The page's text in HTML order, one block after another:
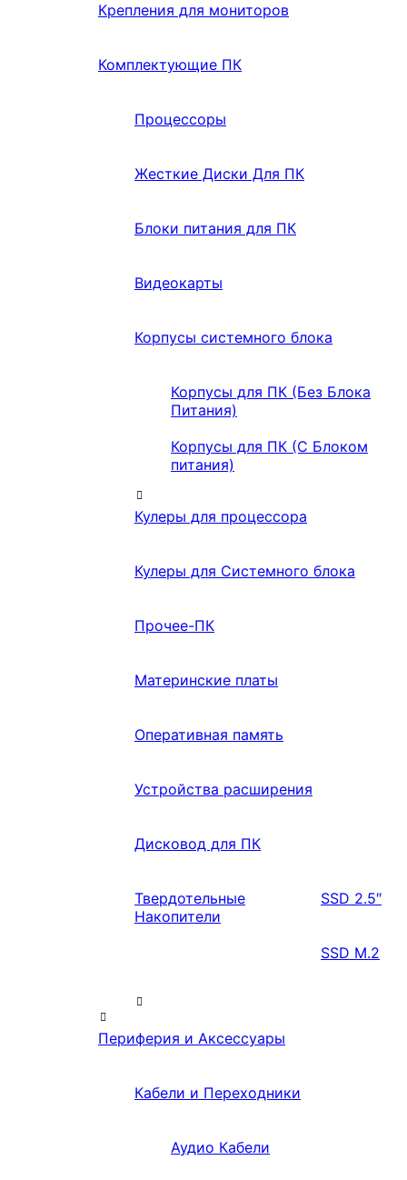
Крепления для мониторов
Комплектующие ПК
Процессоры
Жесткие Диски Для ПК
Блоки питания для ПК
Видеокарты
Корпусы системного блока
Корпусы для ПК (Без Блока
Питания)
Корпусы для ПК (С Блоком
питания)
Кулеры для процессора
Кулеры для Системного блока
Прочее-ПК
Материнские платы
Оперативная память
Устройства расширения
Дисковод для ПК
Твердотельные
Накопители
SSD 2.5″
SSD M.2
Периферия и Аксессуары
Кабели и Переходники
Аудио Кабели